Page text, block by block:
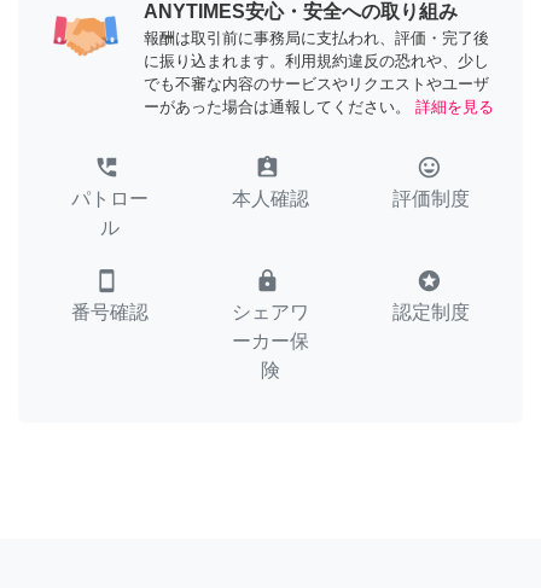
ANYTIMES安心・安全への取り組み
報酬は取引前に事務局に支払われ、評価・完了後
に振り込まれます。利用規約違反の恐れや、少し
でも不審な内容のサービスやリクエストやユーザ
ーがあった場合は通報してください。
詳細を見る
perm_phone_msg
パトロー
ル
assignment_ind
本人確認
tag_faces
評価制度
smartphone
番号確認
lock
シェアワ
ーカー保
険
stars
認定制度